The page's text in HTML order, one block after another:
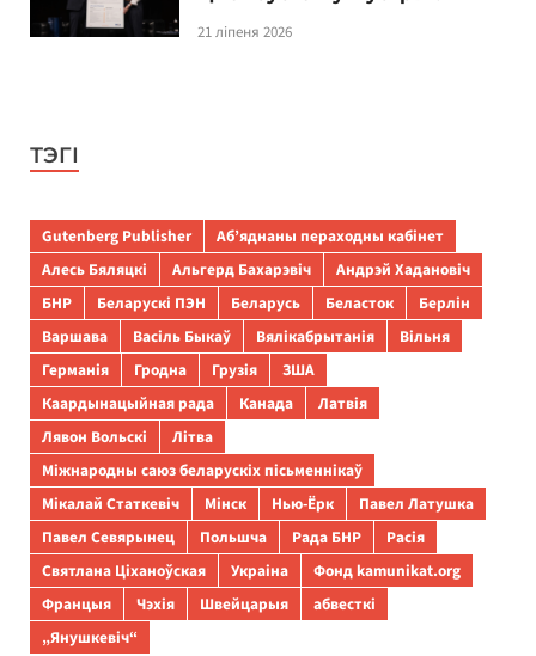
21 ліпеня 2026
ТЭГІ
Gutenberg Publisher
Аб’яднаны пераходны кабінет
Алесь Бяляцкі
Альгерд Бахарэвіч
Андрэй Хадановіч
БНР
Беларускі ПЭН Беларусь Беласток
Берлін
Варшава
Васіль Быкаў Вялікабрытанія
Вільня
Германія
Гродна Грузія
ЗША
Каардынацыйная рада
Канада
Латвія
Лявон Вольскі
Літва
Міжнародны саюз беларускіх пісьменнікаў
Мікалай Статкевіч
Мінск Нью-Ёрк
Павел Латушка
Павел Севярынец
Польшча Рада БНР
Расія
Святлана Ціханоўская
Украіна
Фонд kamunikat.org
Францыя
Чэхія Швейцарыя
абвесткі
„Янушкевіч“